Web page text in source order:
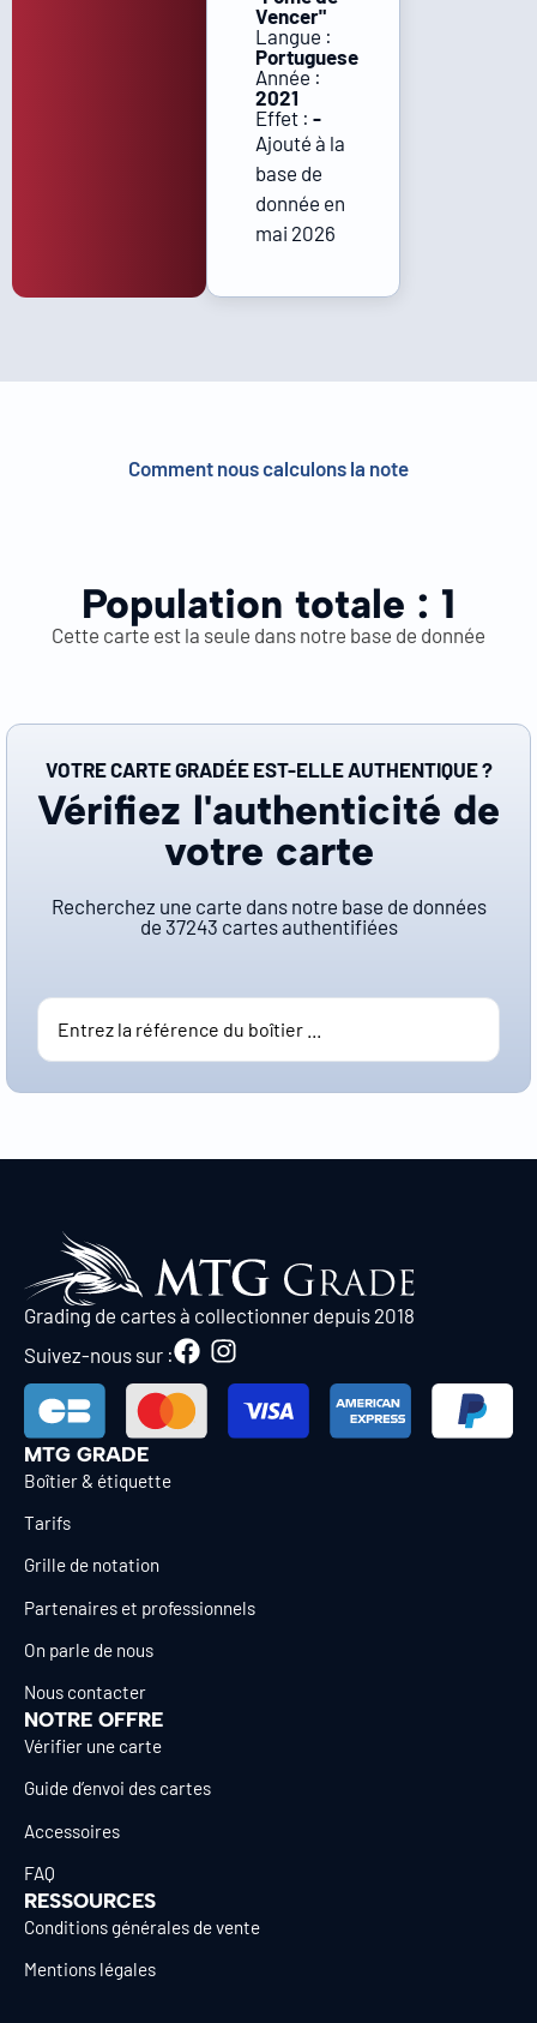
Vencer"
Langue :
Portuguese
Année :
2021
Effet : -
Ajouté à la
base de
donnée en
mai 2026
Comment nous calculons la note
Population totale : 1
Cette carte est la seule dans notre base de donnée
VOTRE CARTE GRADÉE EST-ELLE AUTHENTIQUE ?
Vérifiez l'authenticité de
votre carte
Recherchez une carte dans notre base de données
de 37243 cartes authentifiées
Grading de cartes à collectionner depuis 2018
Suivez-nous sur :
MTG GRADE
Boîtier & étiquette
Tarifs
Grille de notation
Partenaires et professionnels
On parle de nous
Nous contacter
NOTRE OFFRE
Vérifier une carte
Guide d’envoi des cartes
Accessoires
FAQ
RESSOURCES
Conditions générales de vente
Mentions légales